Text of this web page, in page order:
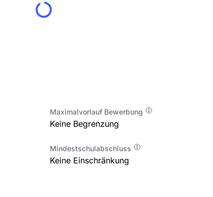
Maximalvorlauf Bewerbung
Keine Begrenzung
Mindestschulabschluss
Keine Einschränkung